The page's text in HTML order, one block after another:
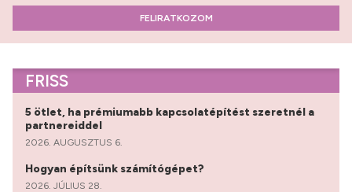
FELIRATKOZOM
FRISS
5 ötlet, ha prémiumabb kapcsolatépítést szeretnél a
partnereiddel
2026. AUGUSZTUS 6.
Hogyan építsünk számítógépet?
2026. JÚLIUS 28.